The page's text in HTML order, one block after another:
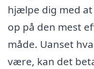
hjælpe dig med
op på den mest
måde. Uanset
være, kan det